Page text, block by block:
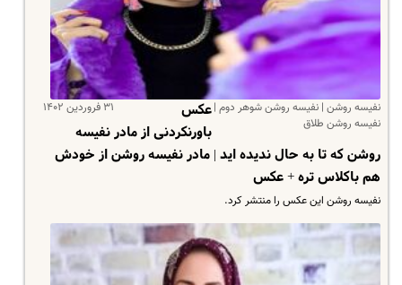
نفیسه روشن | نفیسه روشن شوهر دوم |
نفیسه روشن طلاق
۳۱ فروردین ۱۴۰۲
عکس
باورنکردنی از مادر نفیسه
روشن که تا به حال ندیده اید | مادر نفیسه روشن از خودش
هم باکلاس تره + عکس
نفیسه روشن این عکس را منتشر کرد.